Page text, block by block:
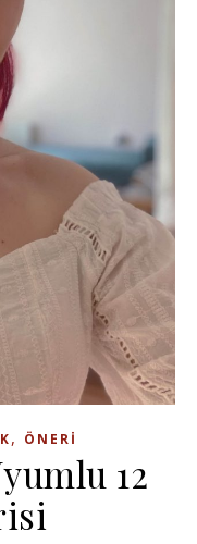
, ÖNERI
12